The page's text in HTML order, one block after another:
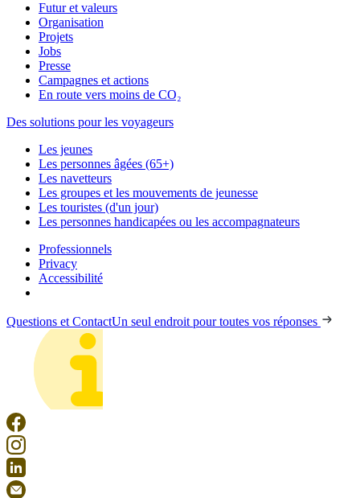
Futur et valeurs
Organisation
Projets
Jobs
Presse
Campagnes et actions
En route vers moins de CO₂
Des solutions pour les voyageurs
Les jeunes
Les personnes âgées (65+)
Les navetteurs
Les groupes et les mouvements de jeunesse
Les touristes (d'un jour)
Les personnes handicapées ou les accompagnateurs
Professionnels
Privacy
Accessibilité
Questions et ContactUn seul endroit pour toutes vos réponses